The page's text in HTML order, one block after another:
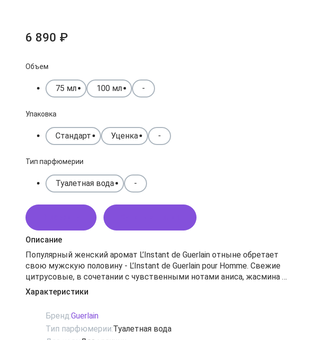
6 890 ₽
Объем
75 мл 100 мл -
Упаковка
Стандарт Уценка -
Тип парфюмерии
Туалетная вода -
Описание
Популярный женский аромат L’Instant de Guerlain отныне обретает
свою мужскую половину - L’Instant de Guerlain pour Homme. Свежие
цитрусовые, в сочетании с чувственными нотами аниса, жасмина и
гибискуса, раскрываются пряными аккордами пачули, сандала,
копченого чая лапсанг сучонг и бобов какао.
Характеристики
Бренд:Guerlain
Тип парфюмерии:Туалетная вода